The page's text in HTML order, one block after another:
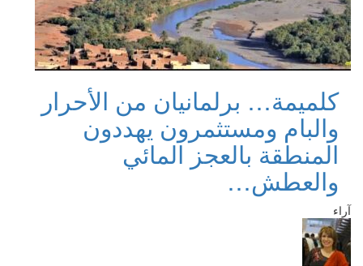
كلميمة… برلمانيان من الأحرار
والبام ومستثمرون يهددون
المنطقة بالعجز المائي
والعطش…
آراء